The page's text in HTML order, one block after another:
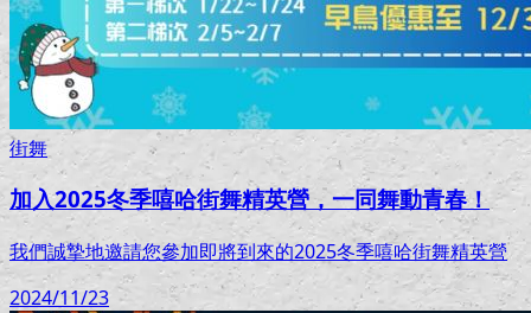
街舞
加入2025冬季嘻哈街舞精英營，一同舞動青春！
我們誠摯地邀請您參加即將到來的2025冬季嘻哈街舞精英營
2024/11/23